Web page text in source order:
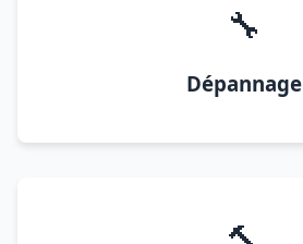
🔧
Dépannage